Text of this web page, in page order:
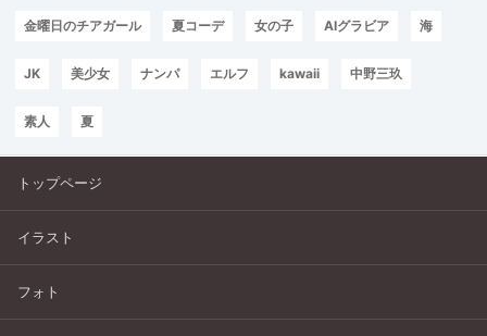
金曜日のチアガール 夏コーデ 女の子 AIグラビア 海
JK 美少女 ナンパ エルフ kawaii 中野三玖
素人 夏
トップページ
イラスト
フォト